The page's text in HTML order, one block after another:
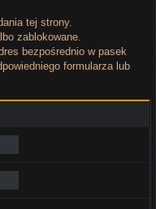
tej strony.
zablokowane.
bezpośrednio w pasek
formularza lub